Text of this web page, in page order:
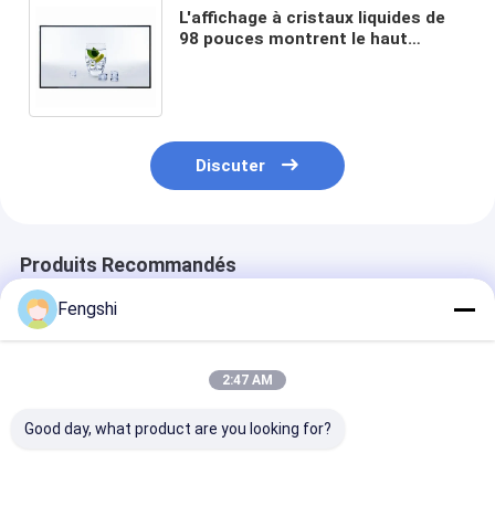
L'affichage à cristaux liquides de
98 pouces montrent le haut
Discuter
Produits Recommandés
Fengshi
2:47 AM
Good day, what product are you looking for?